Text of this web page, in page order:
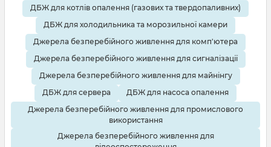
ДБЖ для котлів опалення (газових та твердопаливних)
ДБЖ для холодильника та морозильної камери
Джерела безперебійного живлення для комп'ютера
Джерела безперебійного живлення для сигналізації
Джерела безперебійного живлення для майнінгу
ДБЖ для сервера
ДБЖ для насоса опалення
Джерела безперебійного живлення для промислового
використання
Джерела безперебійного живлення для